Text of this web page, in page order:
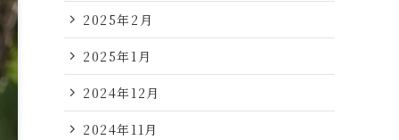
2025年2月
2025年1月
2024年12月
2024年11月